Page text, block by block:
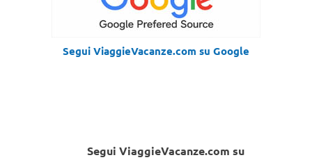
Segui ViaggieVacanze.com su Google
Segui ViaggieVacanze.com su